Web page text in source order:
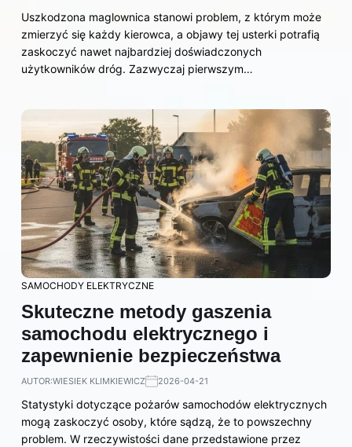
Uszkodzona maglownica stanowi problem, z którym może
zmierzyć się każdy kierowca, a objawy tej usterki potrafią
zaskoczyć nawet najbardziej doświadczonych
użytkowników dróg. Zazwyczaj pierwszym…
SAMOCHODY ELEKTRYCZNE
Skuteczne metody gaszenia
samochodu elektrycznego i
zapewnienie bezpieczeństwa
AUTOR:WIESIEK KLIMKIEWICZ 2026-04-21
Statystyki dotyczące pożarów samochodów elektrycznych
mogą zaskoczyć osoby, które sądzą, że to powszechny
problem. W rzeczywistości dane przedstawione przez